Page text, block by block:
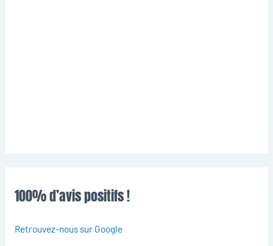
100% d’avis positifs !
Retrouvez-nous sur Google